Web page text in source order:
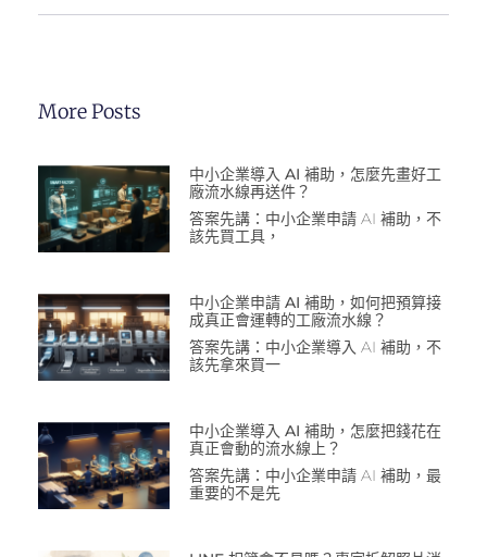
More Posts
中小企業導入 AI 補助，怎麼先畫好工
廠流水線再送件？
答案先講：中小企業申請 AI 補助，不
該先買工具，
中小企業申請 AI 補助，如何把預算接
成真正會運轉的工廠流水線？
答案先講：中小企業導入 AI 補助，不
該先拿來買一
中小企業導入 AI 補助，怎麼把錢花在
真正會動的流水線上？
答案先講：中小企業申請 AI 補助，最
重要的不是先